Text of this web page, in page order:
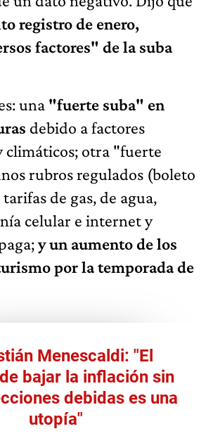
registro de enero,
factores" de la suba
una "fuerte suba" en
debido a factores
climáticos; otra "fuerte
rubros regulados (boleto
de gas, de agua,
celular e internet y
y un aumento de los
por la temporada de
Menescaldi: "El
bajar la inflación sin
debidas es una
utopía"